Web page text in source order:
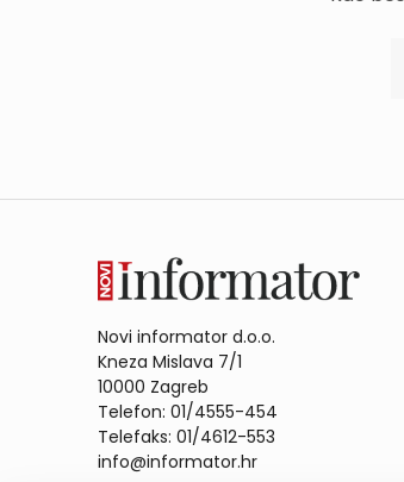
Novi informator d.o.o.
Kneza Mislava 7/1
10000 Zagreb
Telefon: 01/4555-454
Telefaks: 01/4612-553
info@informator.hr